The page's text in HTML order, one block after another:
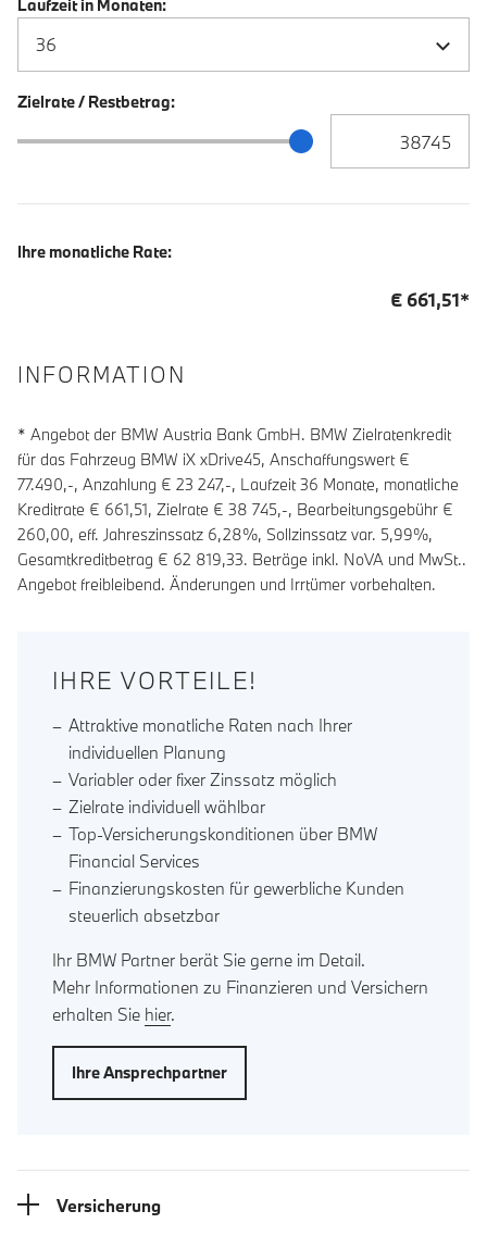
Laufzeit in Monaten:
Zielrate / Restbetrag:
Zielrate / Restbetrag Schieberegler
Ihre monatliche Rate:
€ 661,51*
INFORMATION
* Angebot der BMW Austria Bank GmbH. BMW Zielratenkredit
für das Fahrzeug BMW iX xDrive45, Anschaffungswert €
77.490,-, Anzahlung € 23 247,-, Laufzeit36 Monate, monatliche
Kreditrate € 661,51, Zielrate € 38 745,-, Bearbeitungsgebühr €
260,00, eff. Jahreszinssatz 6,28%, Sollzinssatz var. 5,99%,
Gesamtkreditbetrag € 62 819,33. Beträge inkl. NoVA und MwSt..
Angebot freibleibend. Änderungen und Irrtümer vorbehalten.
IHRE VORTEILE!
Attraktive monatliche Raten nach Ihrer
individuellen Planung
Variabler oder fixer Zinssatz möglich
Zielrate individuell wählbar
Top-Versicherungskonditionen über BMW
Financial Services
Finanzierungskosten für gewerbliche Kunden
steuerlich absetzbar
Ihr BMW Partner berät Sie gerne im Detail.
Mehr Informationen zu Finanzieren und Versichern
erhalten Sie hier.
Ihre Ansprechpartner
Versicherung